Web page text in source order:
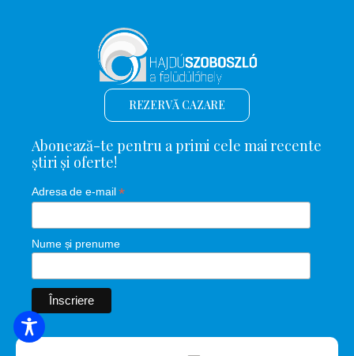
CĂUTARE DE CAZARE
REZERVĂ CAZARE
Abonează-te pentru a primi cele mai recente
știri și oferte!
Adresa de e-mail*
Nume și prenume